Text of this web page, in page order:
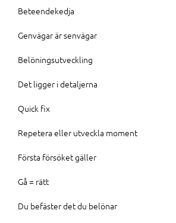
Beteendekedja
Genvägar är senvägar
Belöningsutveckling
Det ligger i detaljerna
Quick fix
Repetera eller utveckla moment
Första försöket gäller
Gå = rätt
Du befäster det du belönar